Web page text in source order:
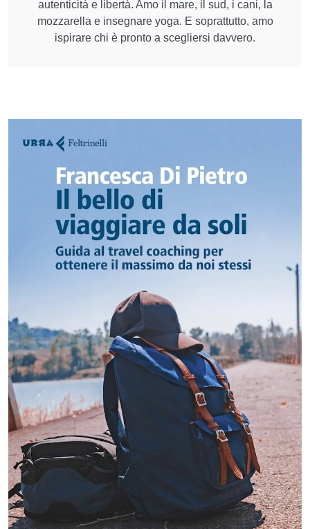
autenticità e libertà. Amo il mare, il sud, i cani, la
mozzarella e insegnare yoga. E soprattutto, amo
ispirare chi è pronto a scegliersi davvero.